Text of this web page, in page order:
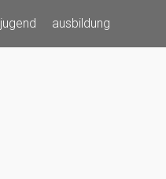
jugend ausbildung